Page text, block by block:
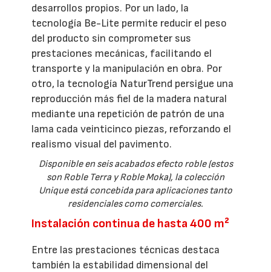
desarrollos propios. Por un lado, la
tecnología Be-Lite permite reducir el peso
del producto sin comprometer sus
prestaciones mecánicas, facilitando el
transporte y la manipulación en obra. Por
otro, la tecnología NaturTrend persigue una
reproducción más fiel de la madera natural
mediante una repetición de patrón de una
lama cada veinticinco piezas, reforzando el
realismo visual del pavimento.
Disponible en seis acabados efecto roble (estos
son Roble Terra y Roble Moka), la colección
Unique está concebida para aplicaciones tanto
residenciales como comerciales.
Instalación continua de hasta 400 m²
Entre las prestaciones técnicas destaca
también la estabilidad dimensional del